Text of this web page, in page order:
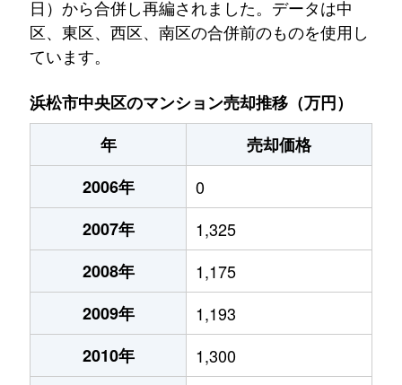
日）から合併し再編されました。データは中
区、東区、西区、南区の合併前のものを使用し
ています。
浜松市中央区のマンション売却推移（万円）
年
売却価格
2006年
0
2007年
1,325
2008年
1,175
2009年
1,193
2010年
1,300